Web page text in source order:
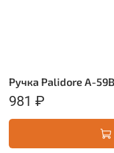
Ручка Palidore A-
981 ₽